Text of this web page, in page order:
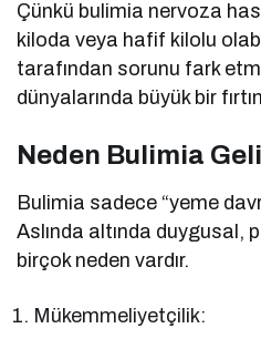
Çünkü bulimia nervoza
kiloda veya hafif kilolu
tarafından sorunu fark
dünyalarında büyük bir
Neden Bulimia
Bulimia sadece “yeme
Aslında altında duygusal,
birçok neden vardır.
Mükemmeliyetçilik: